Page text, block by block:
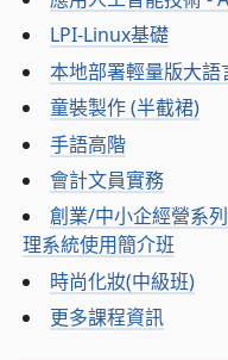
LPI-Linux基礎
本地部署輕量版大語
童裝製作 (半截裙)
手語高階
會計文員實務
創業/中小企經營系
理系統使用簡介班
時尚化妝(中級班)
更多課程資訊